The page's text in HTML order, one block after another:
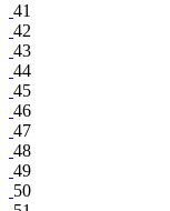
41
42
43
44
45
46
47
48
49
50